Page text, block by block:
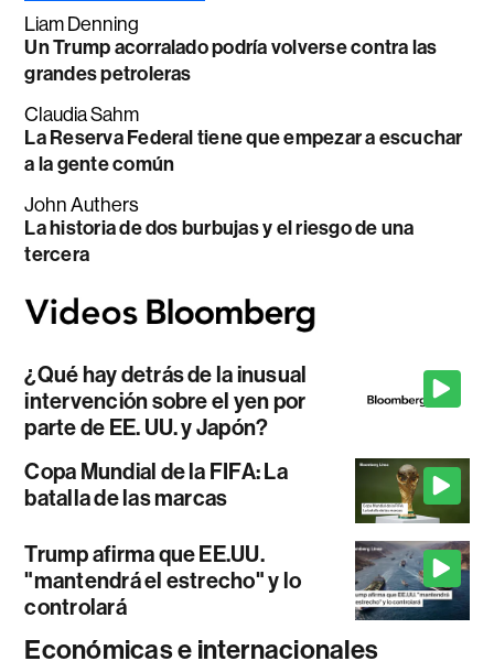
Liam Denning
Un Trump acorralado podría volverse contra las
grandes petroleras
Claudia Sahm
La Reserva Federal tiene que empezar a escuchar
a la gente común
John Authers
La historia de dos burbujas y el riesgo de una
tercera
¿Qué hay detrás de la inusual
intervención sobre el yen por
parte de EE. UU. y Japón?
Copa Mundial de la FIFA: La
batalla de las marcas
Trump afirma que EE.UU.
"mantendrá el estrecho" y lo
controlará
Económicas e internacionales